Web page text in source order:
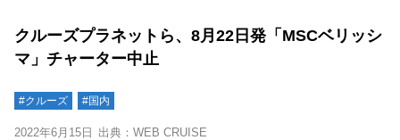
クルーズプラネットら、8月22日発「MSCベリッシ
マ」チャーター中止
#クルーズ #国内
2022年6月15日 出典：WEB CRUISE